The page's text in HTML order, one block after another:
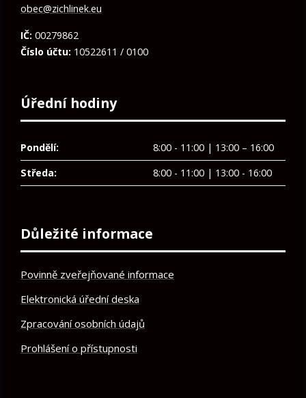
obec@zichlinek.eu
IČ: 00279862
Číslo účtu: 10522611 / 0100
Úřední hodiny
Pondělí:
8:00 - 11:00 | 13:00 – 16:00
Středa:
8:00 - 11:00 | 13:00 - 16:00
Důležité informace
Povinně zveřejňované informace
Elektronická úřední deska
Zpracování osobních údajů
Prohlášení o přístupnosti